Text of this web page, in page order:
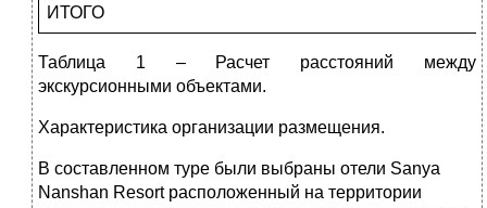
ИТОГО
Таблица 1 – Расчет расстояний между
экскурсионными объектами.
Характеристика организации размещения.
В составленном туре были выбраны отели Sanya
Nanshan Resort расположенный на территории